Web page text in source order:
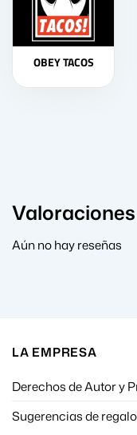
OBEY TACOS
Valoraciones
Aún no hay reseñas
LA EMPRESA
Derechos de Autor y
Sugerencias de